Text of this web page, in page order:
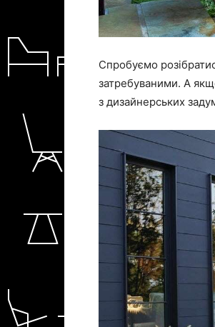
Спробуємо
затребуваними. А
з дизайнерських